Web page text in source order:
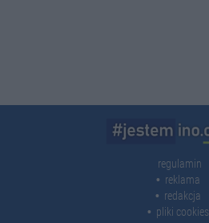
regulamin
reklama
redakcja
pliki cookies